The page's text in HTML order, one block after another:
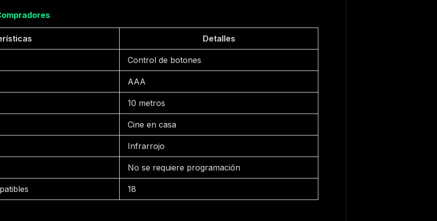
Detalles
Control de botones
AAA
10 metros
Cine en casa
Infrarrojo
No se requiere programación
18